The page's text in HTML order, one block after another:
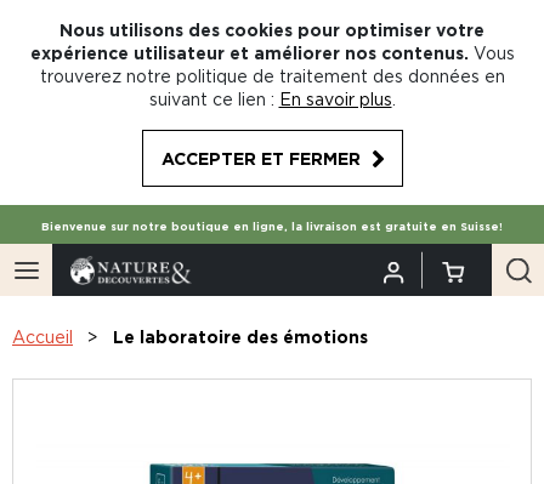
Nous utilisons des cookies pour optimiser votre
expérience utilisateur et améliorer nos contenus. Vous
trouverez notre politique de traitement des données en
suivant ce lien : En savoir plus
ACCEPTER ET FERMER
Bienvenue sur notre boutique en ligne, la livraison est gratuite en Suisse!
Accueil Le laboratoire des émotions